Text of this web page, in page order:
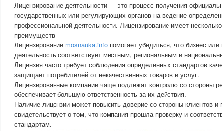
Лицензирование деятельности — это процесс получения
государственных или регулирующих органов на ведение
профессиональной деятельности. Лицензирование имеет
преимуществ.
Лицензирование mosnauka.info помогает убедиться, что бизнес
деятельность соответствует местным, региональным и
Лицензия часто требует соблюдения определенных стандартов
защищает потребителей от некачественных товаров и услуг.
Лицензированные компании чаще подлежат контролю со стороны
обеспечивает большую ответственность за их действия.
Наличие лицензии может повысить доверие со стороны клиентов и
свидетельствует о том, что компания прошла проверку и
стандартам.